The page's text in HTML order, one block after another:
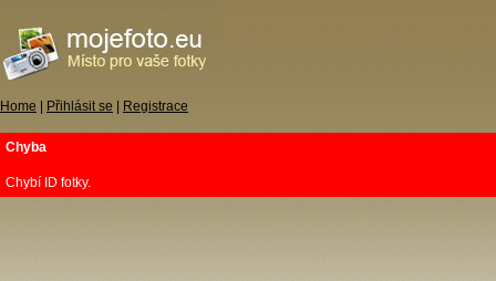
Home Přihlásit se Registrace
Chyba
Chybí ID fotky.